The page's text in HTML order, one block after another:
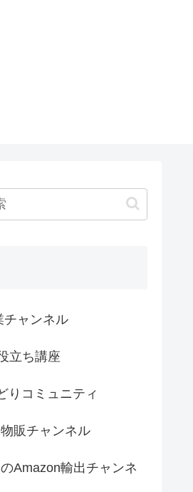
チャンネル
立ち講座
りコミュニティ
販チャンネル
Amazon輸出チャンネ